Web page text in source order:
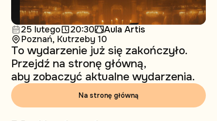
25 lutego 20:30
Aula Artis
Poznań, Kutrzeby 10
To wydarzenie już się zakończyło.
Przejdź na stronę główną,
aby zobaczyć aktualne wydarzenia.
Na stronę główną